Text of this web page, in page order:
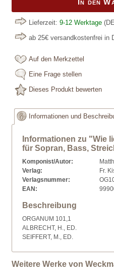
In den
Lieferzeit: 9-12 Werktage
ab 25€ versandkostenfrei in
Auf den Merkzettel
Eine Frage stellen
Dieses Produkt bewerten
Informationen und
Informationen zu "Wie
für Sopran, Bass,
Komponist/Autor:
Verlag:
Fr.
Verlagsnummer:
EAN:
Beschreibung
ORGANUM 101,1
ALBRECHT, H., ED.
SEIFFERT, M., ED.
Weitere Werke von